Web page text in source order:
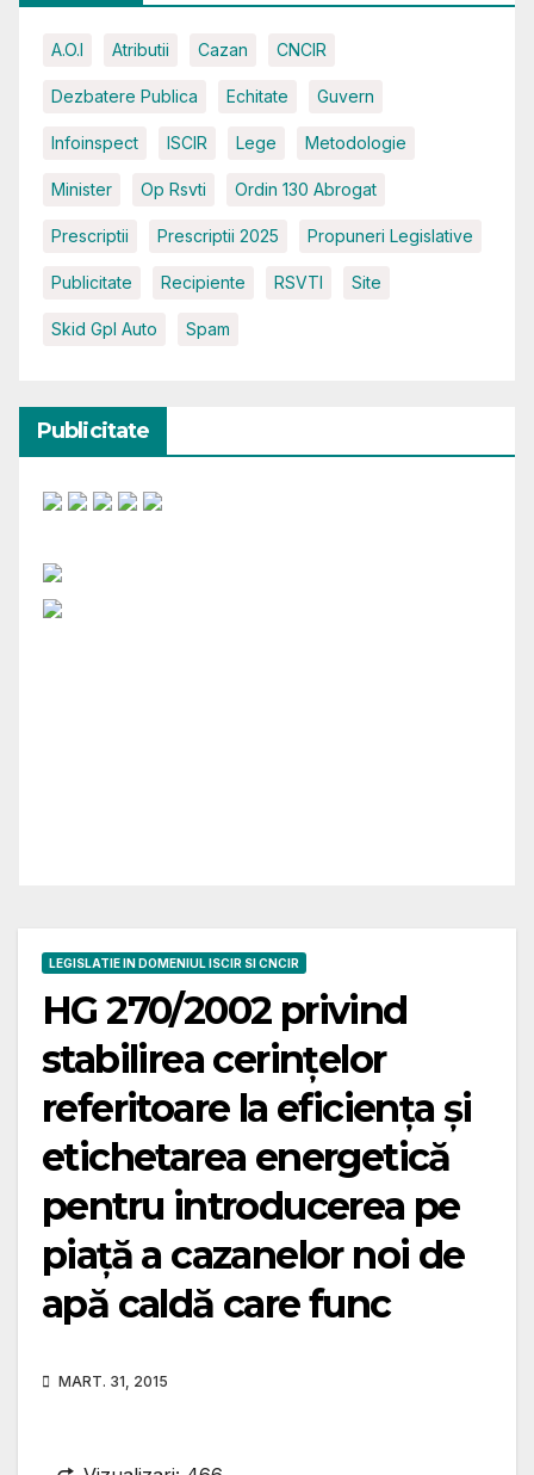
A.O.I Atributii Cazan CNCIR
Dezbatere Publica Echitate Guvern
Infoinspect ISCIR Lege Metodologie
Minister Op Rsvti Ordin 130 Abrogat
Prescriptii Prescriptii 2025 Propuneri Legislative
Publicitate Recipiente RSVTI Site
Skid Gpl Auto Spam
Publicitate
LEGISLATIE IN DOMENIUL ISCIR SI CNCIR
HG 270/2002 privind
stabilirea cerinţelor
referitoare la eficienţa şi
etichetarea energetică
pentru introducerea pe
piaţă a cazanelor noi de
apă caldă care func
MART. 31, 2015